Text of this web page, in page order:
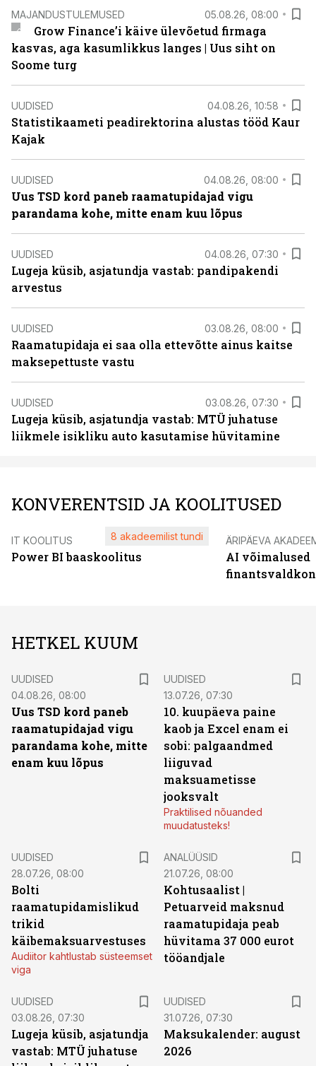
MAJANDUSTULEMUSED 05.08.26, 08:00
Grow Finance’i käive ülevõetud firmaga
kasvas, aga kasumlikkus langes | Uus siht on
Soome turg
UUDISED 04.08.26, 10:58
Statistikaameti peadirektorina alustas tööd Kaur
Kajak
UUDISED 04.08.26, 08:00
Uus TSD kord paneb raamatupidajad vigu
parandama kohe, mitte enam kuu lõpus
UUDISED 04.08.26, 07:30
Lugeja küsib, asjatundja vastab: pandipakendi
arvestus
UUDISED 03.08.26, 08:00
Raamatupidaja ei saa olla ettevõtte ainus kaitse
maksepettuste vastu
UUDISED 03.08.26, 07:30
Lugeja küsib, asjatundja vastab: MTÜ juhatuse
liikmele isikliku auto kasutamise hüvitamine
KONVERENTSID JA KOOLITUSED
IT KOOLITUS
Power BI baaskoolitus
8 akadeemilist tundi ÄRIPÄEVA
AI võimalused
HETKEL KUUM
UUDISED
04.08.26, 08:00
Uus TSD kord paneb
raamatupidajad vigu
parandama kohe, mitte
enam kuu lõpus
UUDISED
13.07.26, 07:30
10. kuupäeva paine
kaob ja Excel enam ei
sobi: palgaandmed
liiguvad
maksuametisse
jooksvalt
Praktilised nõuanded
muudatusteks!
UUDISED
28.07.26, 08:00
Bolti
raamatupidamislikud
trikid
käibemaksuarvestuses
Audiitor kahtlustab süsteemset
viga
ANALÜÜSID
21.07.26, 08:00
Kohtusaalist |
Petuarveid maksnud
raamatupidaja peab
hüvitama 37 000 eurot
tööandjale
UUDISED
03.08.26, 07:30
Lugeja küsib, asjatundja
vastab: MTÜ juhatuse
UUDISED
31.07.26, 07:30
Maksukalender: august
2026